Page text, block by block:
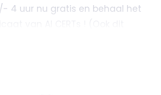
4 uur nu gratis en behaal het